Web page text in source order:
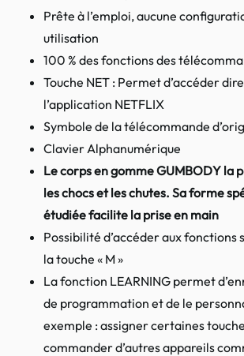
Prête à l’emploi, aucune
utilisation
100 % des fonctions des
Touche NET : Permet d’accéder
l’application NETFLIX
Symbole de la télécommande
Clavier Alphanumérique
Le corps en gomme GUMBODY la
les chocs et les chutes. Sa forme
étudiée facilite la prise en main
Possibilité d’accéder aux fonctions
la touche « M »
La fonction LEARNING permet
de programmation et de le
exemple : assigner certaines
commander d’autres appareils